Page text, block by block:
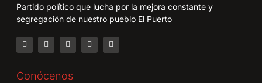
Partido político que lucha por la mejora constante y
segregación de nuestro pueblo El Puerto
Conócenos